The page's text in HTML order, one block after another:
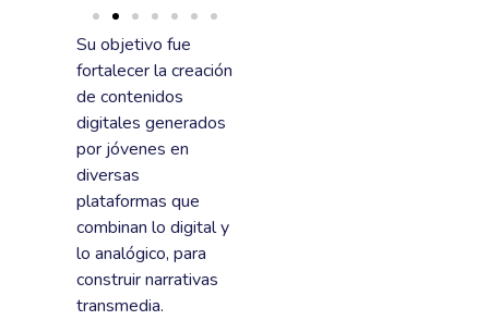
Su objetivo fue
fortalecer la creación
de contenidos
digitales generados
por jóvenes en
diversas
plataformas que
combinan lo digital y
lo analógico, para
construir narrativas
transmedia.